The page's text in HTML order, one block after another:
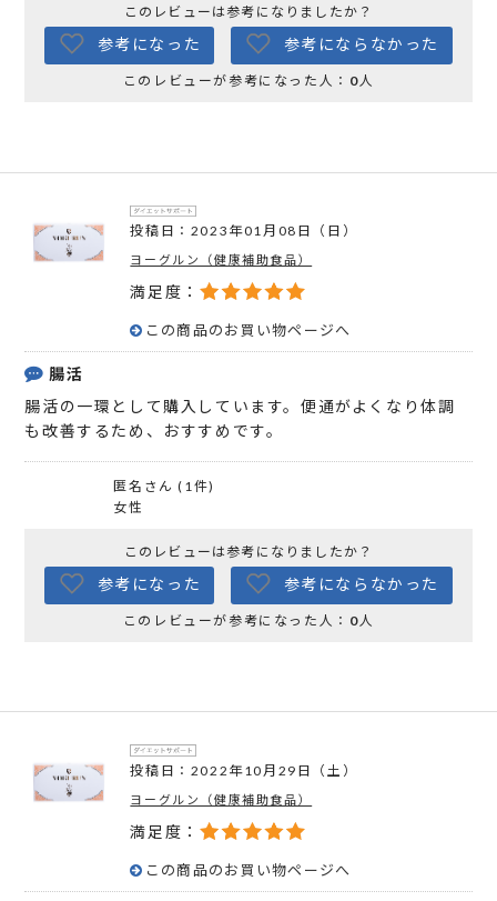
このレビューは参考になりましたか？
参考になった
参考にならなかった
このレビューが参考になった人： 0人
投稿日：2023年01月08日（日）
ヨーグルン（健康補助食品）
満足度：
この商品のお買い物ページへ
腸活
腸活の一環として購入しています。便通がよくなり体調
も改善するため、おすすめです。
匿名さん (1件)
女性
このレビューは参考になりましたか？
参考になった
参考にならなかった
このレビューが参考になった人： 0 人
投稿日：2022年10月29日（土）
ヨーグルン（健康補助食品）
満足度：
この商品のお買い物ページへ